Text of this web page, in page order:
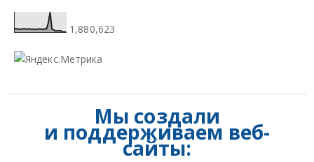
1,880,623
Мы создали
и поддерживаем веб-
сайты: